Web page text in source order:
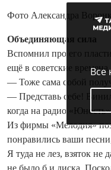
Фото Александра
Объединяющая сила
Вспомнил про его
ещё в советские
— Тоже сама собой
— Представь себе!
когда на радио
Из фирмы «Мелодия»
понравились ваши
Я туда не лез, взяток не
Все